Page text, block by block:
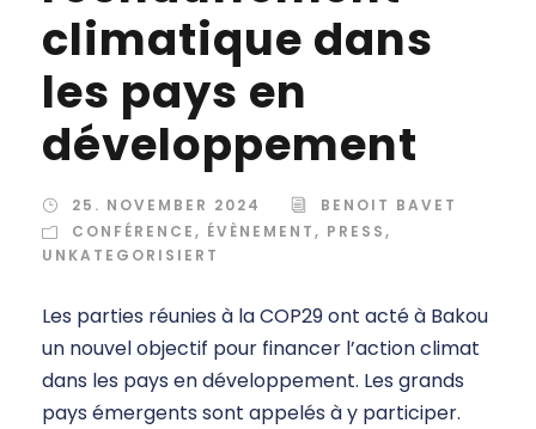
climatique dans
les pays en
développement
25. NOVEMBER 2024
BENOIT BAVET
CONFÉRENCE, ÉVÈNEMENT, PRESS,
UNKATEGORISIERT
Les parties réunies à la COP29 ont acté à Bakou
un nouvel objectif pour financer l’action climat
dans les pays en développement. Les grands
pays émergents sont appelés à y participer.